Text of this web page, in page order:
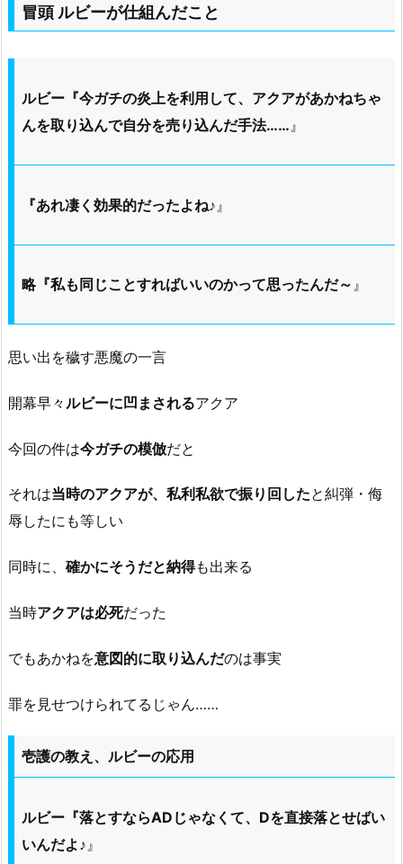
冒頭 ルビーが仕組んだこと
ルビー『今ガチの炎上を利用して、 アクアがあかねちゃ
んを取り込んで自分を売り込んだ手法……』
『あれ凄く効果的だったよね♪ 』
略『私も同じことすればいいのかって思ったんだ～ 』
思い出を穢す悪魔の一言
開幕早々 ルビーに凹まされるアクア
今回の件は今ガチの模倣だと
それは当時のアクアが、私利私欲で振り回したと糾弾・侮
辱したにも等しい
同時に、 確かにそうだと納得も出来る
当時アクアは必死だった
でもあかねを意図的に取り込んだのは事実
罪を見せつけられてるじゃん……
壱護の教え、ルビーの応用
ルビー『落とすならADじゃなくて、Dを直接落とせばい
いんだよ♪』